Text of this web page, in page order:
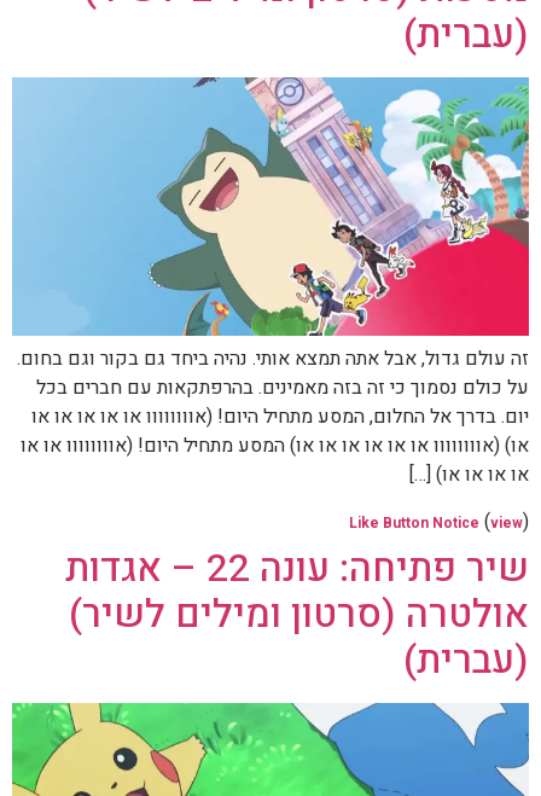
(עברית)
זה עולם גדול, אבל אתה תמצא אותי. נהיה ביחד גם בקור וגם בחום.
על כולם נסמוך כי זה בזה מאמינים. בהרפתקאות עם חברים בכל
יום. בדרך אל החלום, המסע מתחיל היום! (אוווווווו או או או או או
או) (אוווווווו או או או או או או) המסע מתחיל היום! (אוווווווו או או
או או או או) […]
Like Button Notice (view)
שיר פתיחה: עונה 22 – אגדות
אולטרה (סרטון ומילים לשיר)
(עברית)